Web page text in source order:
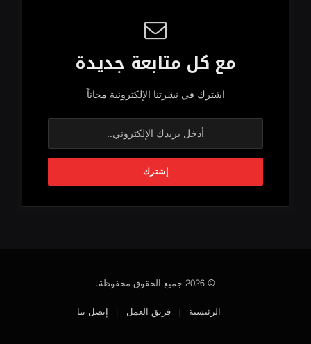
مع كل متابعة جديدة
اشترك في نشرتنا الإلكترونية مجاناً
© 2026 جميع الحقوق محفوظة.
الرئيسية
فريق العمل إتصل بنا